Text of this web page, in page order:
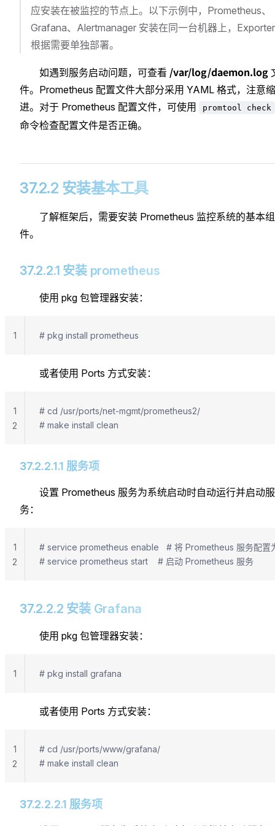
应安装在被监控的节点上。以下示例中，Prometheus、
Grafana、Alertmanager 安装在同一台机器上，Exporter
根据需要单独部署。
如遇到服务启动问题，可查看 /var/log/daemon.log
件。Prometheus 配置文件大部分采用 YAML 格式，注意缩
进。对于 Prometheus 配置文件，可使用
promtool check
命令检查配置文件是否正确。
37.2.2 安装基本工具
了解框架后，需要安装 Prometheus 监控系统的基本组
件。
37.2.2.1 安装 prometheus
使用 pkg 包管理器安装：
# pkg install prometheus
1
或者使用 Ports 方式安装：
# cd /usr/ports/net-mgmt/prometheus2/
# make install clean
1
2
37.2.2.1.1 服务项
设置 Prometheus 服务为系统启动时自动运行并启动服
务：
# service prometheus enable   # 将 Prometheus 服务配置
# service prometheus start    # 启动 Prometheus 服务
1
2
37.2.2.2 安装 Grafana
使用 pkg 包管理器安装：
# pkg install grafana
1
或者使用 Ports 方式安装：
# cd /usr/ports/www/grafana/
# make install clean
1
2
37.2.2.2.1 服务项